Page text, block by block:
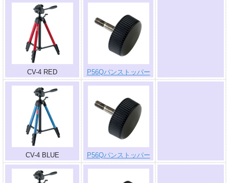
CV-4 RED P56Qパンストッパー
CV-4 BLUE P56Qパンストッパー